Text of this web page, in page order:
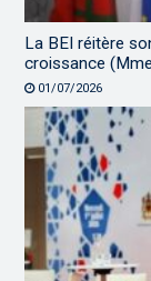
La BEI réitère
croissance
01/07/2026